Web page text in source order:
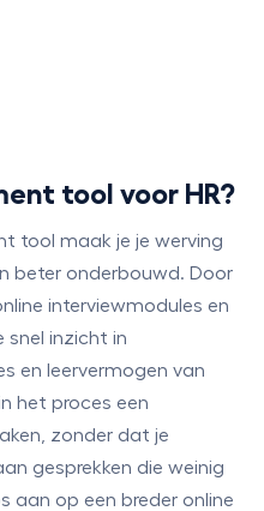
tool voor HR?
tool maak je je werving
beter onderbouwd. Door
interviewmodules en
snel inzicht in
en leervermogen van
het proces een
zonder dat je
gesprekken die weinig
aan op een breder online